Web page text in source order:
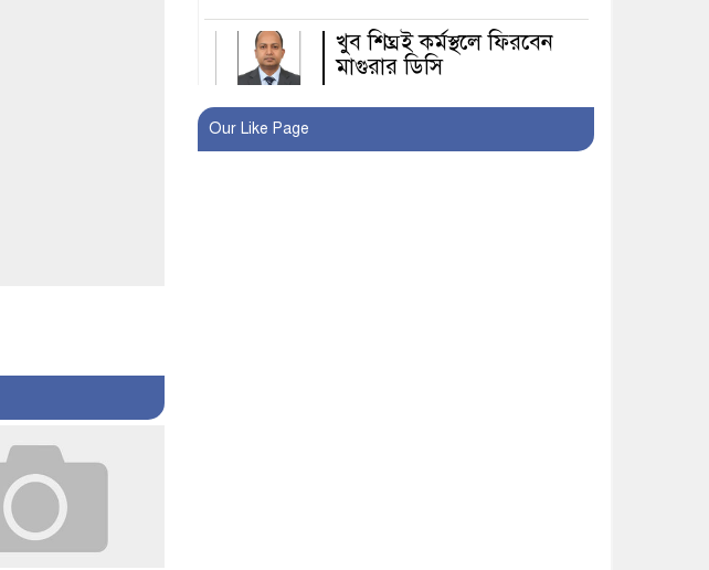
খুব শিঘ্রই কর্মস্থলে ফিরবেন
মাগুরার ডিসি
ক্লোজ
Our Like Page